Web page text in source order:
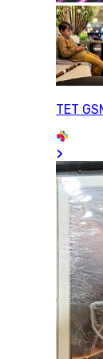
TET